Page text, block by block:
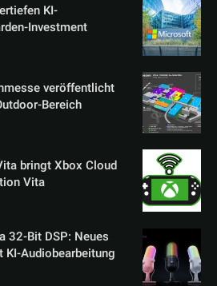
KI-
Investment
veröffentlicht
Bereich
bringt Xbox Cloud
Vita
32-Bit DSP: Neues
Audiobearbeitung